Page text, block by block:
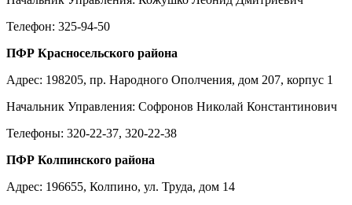
Телефон: 325-94-50
ПФР Красносельского района
Адрес: 198205, пр. Народного Ополчения, дом 207, корпус 1
Начальник Управления: Софронов Николай Константинович
Телефоны: 320-22-37, 320-22-38
ПФР Колпинского района
Адрес: 196655, Колпино, ул. Труда, дом 14